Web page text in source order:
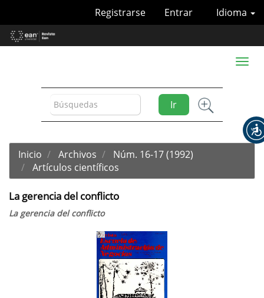
Contenido
principal
Idioma
Registrarse Entrar
Ir
Toggle
Inicio Archivos
Núm. 16-17 (1992)
Artículos científicos
La gerencia del conflicto
La gerencia del conflicto